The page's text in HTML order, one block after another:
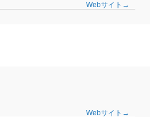
Webサイト→
Webサイト→